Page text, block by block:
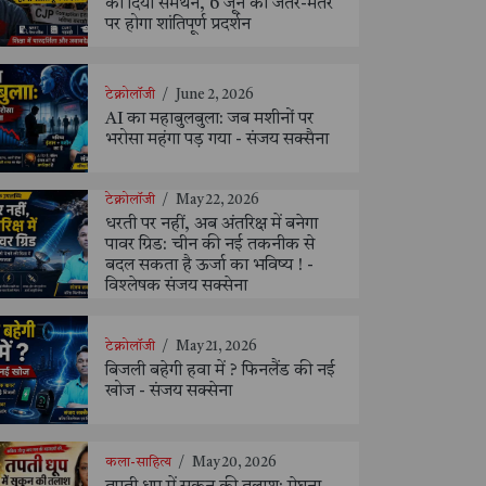
को दिया समर्थन, 6 जून को जंतर-मंतर
पर होगा शांतिपूर्ण प्रदर्शन
टेक्नोलॉजी / June 2, 2026
AI का महाबुलबुला: जब मशीनों पर
भरोसा महंगा पड़ गया - संजय सक्सैना
टेक्नोलॉजी / May 22, 2026
धरती पर नहीं, अब अंतरिक्ष में बनेगा
पावर ग्रिड: चीन की नई तकनीक से
बदल सकता है ऊर्जा का भविष्य ! -
विश्लेषक संजय सक्सेना
टेक्नोलॉजी / May 21, 2026
बिजली बहेगी हवा में ? फिनलैंड की नई
खोज - संजय सक्सेना
कला-साहित्य / May 20, 2026